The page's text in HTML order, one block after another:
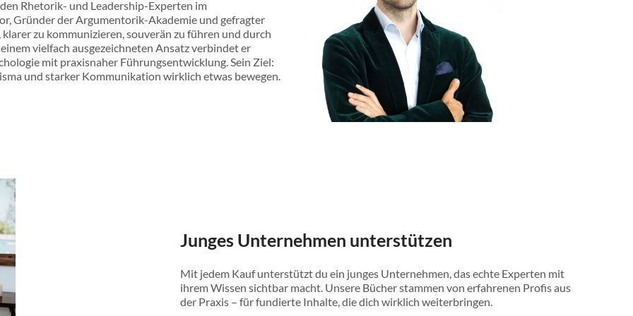
5 Rollen der idealen Führungskraft besser
und überzeugen!
arbeiten!
auf jeder Seite konkrete und
Sie sofort in den Alltag integrieren können.
Kommunikator, dem es leicht fällt,
bringen Sie Ihre Mitarbeiterführung sowie
Niveau. Nach der Lektüre sind Sie nicht nur
Führungskraft und werden so
Rhetorik- und Leadership-Experten im
Gründer der Argumentorik-Akademie und gefragter
zu kommunizieren, souverän zu führen und durch
vielfach ausgezeichneten Ansatz verbindet er
mit praxisnaher Führungsentwicklung. Sein Ziel:
und starker Kommunikation wirklich etwas bewegen.
Junges Unternehmen unterstützen
Mit jedem Kauf unterstützt du ein junges Unternehmen, das echte Experten mit
ihrem Wissen sichtbar macht. Unsere Bücher stammen von erfahrenen Profis aus
der Praxis – für fundierte Inhalte, die dich wirklich weiterbringen.